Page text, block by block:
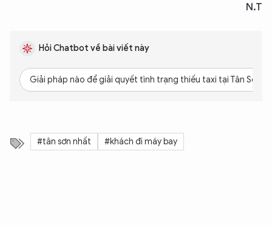
N.T
Hỏi Chatbot về bài viết này
Giải pháp nào để giải quyết tình trạng thiếu taxi tại Tân Sơn
#tân sơn nhất #khách đi máy bay